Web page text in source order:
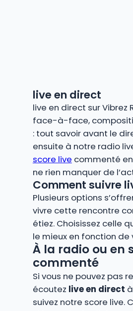
live en direct
live en direct sur Vibrez
face-à-face,
: tout savoir avant le
ensuite à notre radio
score live commenté
ne rien manquer de
Comment suivre
Plusieurs options
vivre cette rencontre
étiez. Choisissez celle
le mieux en fonction
À la radio ou en
commenté
Si vous ne pouvez pas
écoutez live en direct
suivez notre score live.